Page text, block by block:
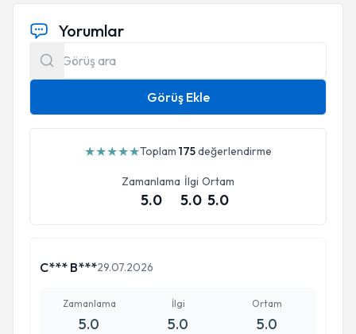
Yorumlar
Görüş Ekle
★★★★★Toplam 175değerlendirme
Zamanlama
5.0
İlgi
5.0
Ortam
5.0
C*** B***29.07.2026
Zamanlama
5.0
İlgi
5.0
Ortam
5.0